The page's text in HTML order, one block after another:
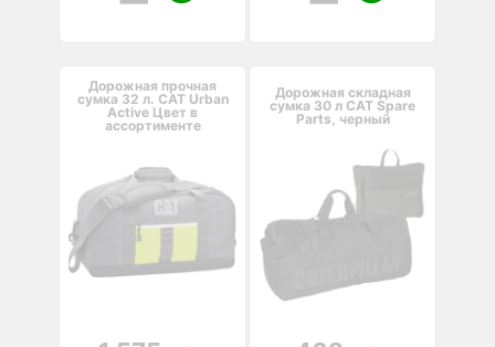
Дорожная прочная
сумка 32 л. CAT Urban
Active Цвет в
ассортименте
Дорожная складная
сумка 30 л CAT Spare
Parts, черный